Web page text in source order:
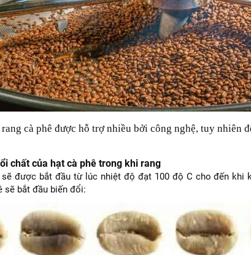
cà phê được hỗ trợ nhiều bởi công nghệ, tuy nhiên
chất của hạt cà phê trong khi rang
được bắt đầu từ lúc nhiệt độ đạt 100 độ C cho đến khi
sẽ bắt đầu biến đổi: